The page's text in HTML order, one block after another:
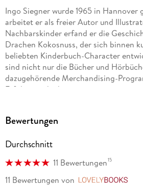
Ingo Siegner wurde 1965 in
arbeitet er als freier Autor und
Nachbarskinder erfand er die
Drachen Kokosnuss, der sich binnen
beliebten Kinderbuch-Character
sind nicht nur die Bücher und
dazugehörende Merchandising-
Erfolgsgeschichte.
Bewertungen
Durchschnitt
11 Bewertungen15
11 Bewertungen von